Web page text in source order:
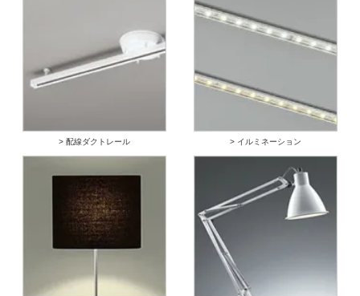
> 配線ダクトレール > イルミネーション